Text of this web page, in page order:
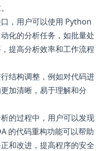
，用户可以使用 Python
化的分析任务，如批量处
提高分析效率和工作流程
结构调整，例如对代码进
加清晰，易于理解和分
的过程中，用户可以发现
的代码重构功能可以帮助
和改进，提高程序的安全